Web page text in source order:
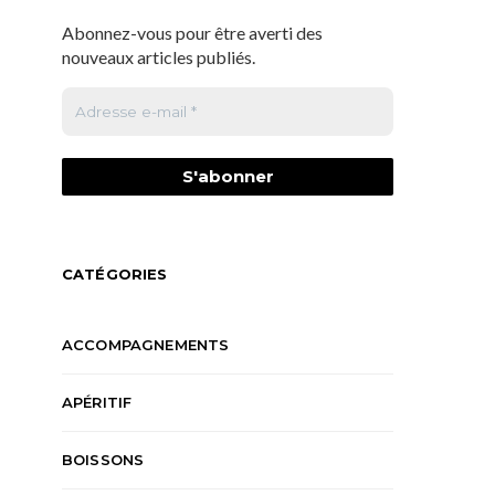
Abonnez-vous pour être averti des
nouveaux articles publiés.
CATÉGORIES
ACCOMPAGNEMENTS
APÉRITIF
BOISSONS